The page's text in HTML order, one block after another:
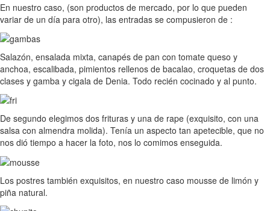
En nuestro caso, (son productos de mercado, por lo que pueden
variar de un día para otro), las entradas se compusieron de :
Salazón, ensalada mixta, canapés de pan con tomate queso y
anchoa, escalibada, pimientos rellenos de bacalao, croquetas de dos
clases y gamba y cigala de Denia. Todo recién cocinado y al punto.
De segundo elegimos dos frituras y una de rape (exquisito, con una
salsa con almendra molida). Tenía un aspecto tan apetecible, que no
nos dió tiempo a hacer la foto, nos lo comimos enseguida.
Los postres también exquisitos, en nuestro caso mousse de limón y
piña natural.